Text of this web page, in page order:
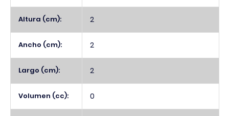
Altura (cm): 2
Ancho (cm): 2
Largo (cm): 2
Volumen (cc): 0